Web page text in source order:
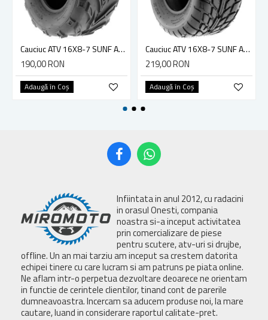
Cauciuc ATV 16X8-7 SUNF A004 6PR
190,00 RON
Adaugă în Coş
Cauciuc ATV 16X8-7 SUNF A021 6PR
219,00 RON
Adaugă în Coş
Infiintata in anul 2012, cu radacini
in orasul Onesti, compania
noastra si-a inceput activitatea
prin comercializare de piese
pentru scutere, atv-uri si drujbe,
offline. Un an mai tarziu am inceput sa crestem datorita
echipei tinere cu care lucram si am patruns pe piata online.
Ne aflam intr-o perpetua dezvoltare deoarece ne orientam
in functie de cerintele clientilor, tinand cont de parerile
dumneavoastra. Incercam sa aducem produse noi, la mare
cautare, luand in considerare raportul calitate-pret.